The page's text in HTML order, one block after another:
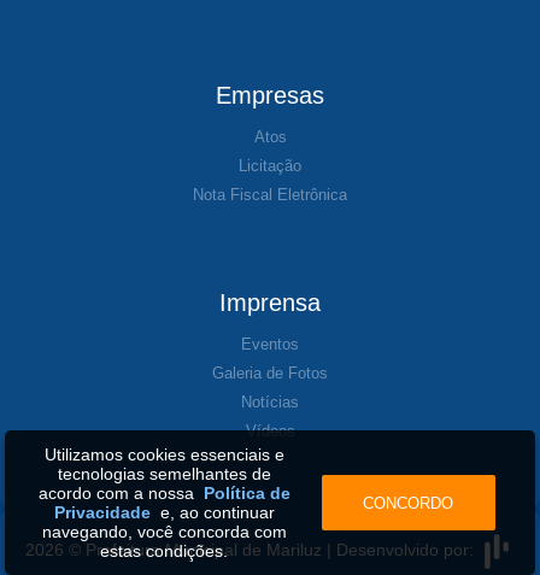
Empresas
Atos
Licitação
Nota Fiscal Eletrônica
Imprensa
Eventos
Galeria de Fotos
Notícias
Vídeos
2026 © Prefeitura Municipal de Mariluz | Desenvolvido por:
Utilizamos cookies essenciais e
tecnologias semelhantes de
acordo com a nossa Política de
Privacidadee, ao continuar
navegando, você concorda com
estas condições.
CONCORDO